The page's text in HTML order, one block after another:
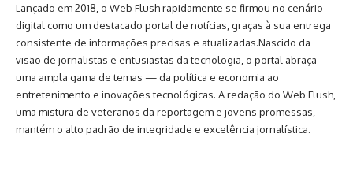
Lançado em 2018, o Web Flush rapidamente se firmou no cenário
digital como um destacado portal de notícias, graças à sua entrega
consistente de informações precisas e atualizadas.Nascido da
visão de jornalistas e entusiastas da tecnologia, o portal abraça
uma ampla gama de temas — da política e economia ao
entretenimento e inovações tecnológicas. A redação do Web Flush,
uma mistura de veteranos da reportagem e jovens promessas,
mantém o alto padrão de integridade e excelência jornalística.